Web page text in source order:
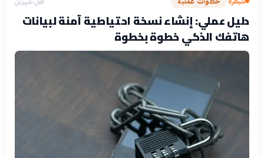
دليل عملي: إنشاء نسخة احتياطية آمنة لبيانات
هاتفك الذكي خطوة بخطوة